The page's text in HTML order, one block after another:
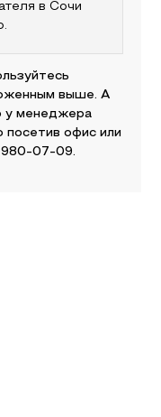
в Сочи
выше. А
у менеджера
посетив офис или
980-07-09.